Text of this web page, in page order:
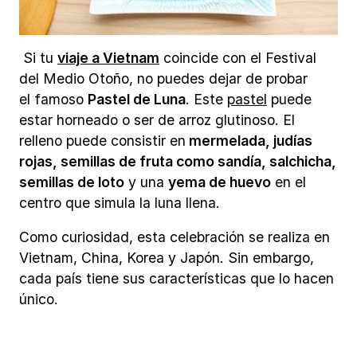
Si tu viaje a Vietnam coincide con el Festival
del Medio Otoño, no puedes dejar de probar
el famoso Pastel de Luna. Este pastel puede
estar horneado o ser de arroz glutinoso. El
relleno puede consistir en mermelada, judías
rojas, semillas de fruta como sandía, salchicha,
semillas de loto y una yema de huevo en el
centro que simula la luna llena.
Como curiosidad, esta celebración se realiza en
Vietnam, China, Korea y Japón. Sin embargo,
cada país tiene sus características que lo hacen
único.